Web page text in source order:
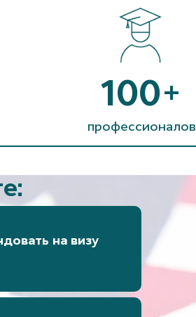
профессионалов
100+
на визу